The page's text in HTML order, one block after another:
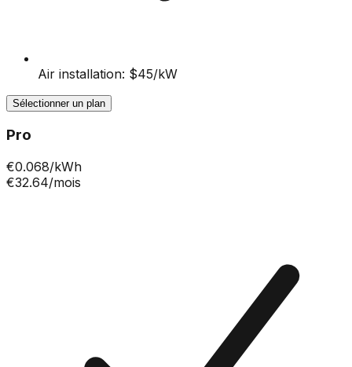
Air installation: $45/kW
Sélectionner un plan
Pro
€0.068/kWh
€32.64/mois